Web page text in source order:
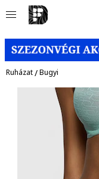
Ruházat/Bugyi